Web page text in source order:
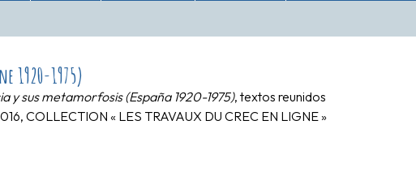
1920-1975)
y sus metamorfosis (España 1920-1975), textos reunidos
COLLECTION « LES TRAVAUX DU CREC EN LIGNE »